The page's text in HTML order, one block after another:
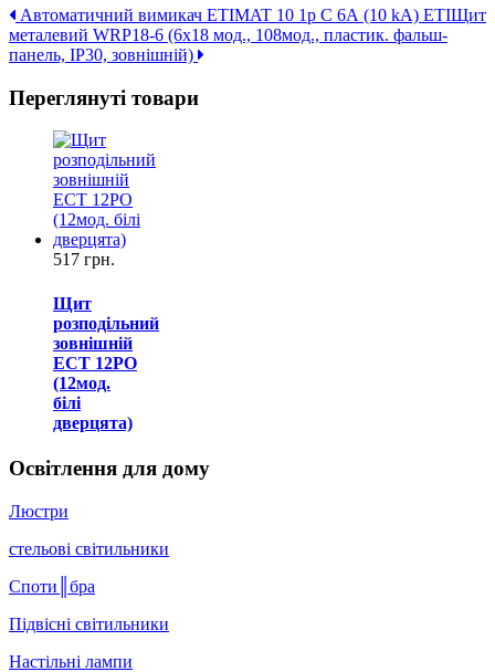
Автоматичний вимикач ETIMAT 10 1p C 6А (10 kA) ETIЩит
металевий WRP18-6 (6х18 мод., 108мод., пластик. фальш-
панель, IP30, зовнішній)
Переглянуті товари
517 грн.
Щит
розподільний
зовнішній
ECT 12PO
(12мод.
білі
дверцята)
Освітлення для дому
Люстри
стельові світильники
Споти║бра
Підвісні світильники
Настільні лампи